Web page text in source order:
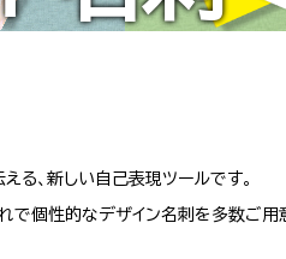
る、新しい自己表現ツールです。
で個性的なデザイン名刺を多数ご用